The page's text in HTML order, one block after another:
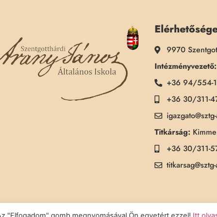
9970
Intézményvezető:
+36 94/554-
+36 30/311-
Titkárság:
+36 30/311-